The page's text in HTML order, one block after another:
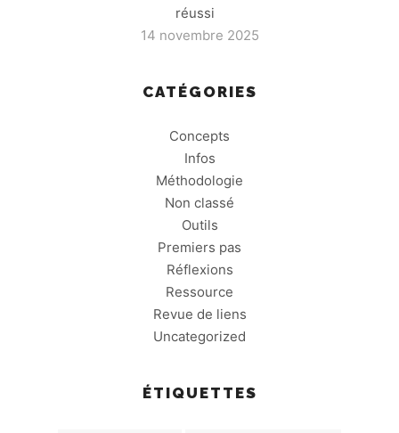
réussi
14 novembre 2025
CATÉGORIES
Concepts
Infos
Méthodologie
Non classé
Outils
Premiers pas
Réflexions
Ressource
Revue de liens
Uncategorized
ÉTIQUETTES